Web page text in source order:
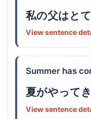
私の父はと
View sentence
Summer has
夏がやってき
View sentence